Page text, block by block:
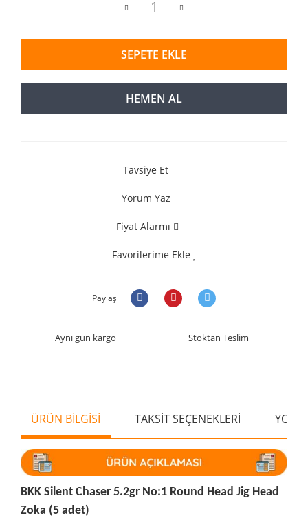
SEPETE EKLE
HEMEN AL
Tavsiye Et
Yorum Yaz
Fiyat Alarmı
Favorilerime Ekle
Paylaş
Aynı gün kargo Stoktan Teslim
ÜRÜN BİLGİSİ TAKSİT SEÇENEKLERİ
BKK Silent Chaser 5.2gr No:1 Round Head Jig Head
Zoka (5 adet)